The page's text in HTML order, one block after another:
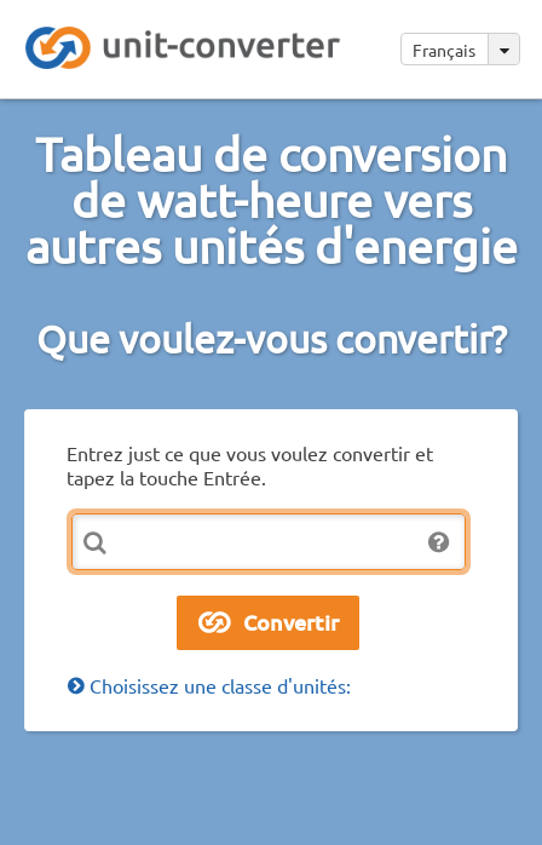
Français
Tableau de conversion
de watt-heure vers
autres unités d'energie
Que voulez-vous convertir?
Entrez just ce que vous voulez convertir et
tapez la touche Entrée.
Choisissez une classe d'unités: